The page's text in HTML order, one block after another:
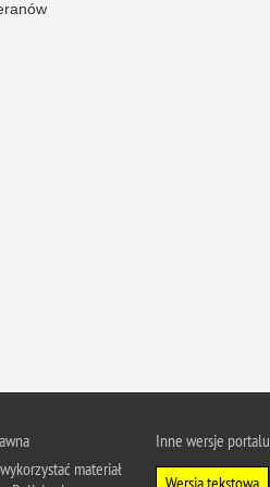
zbeszczeszczania
Przestępczość międzynarodowa
materiał
Inne wersje portalu
Wersja tekstowa